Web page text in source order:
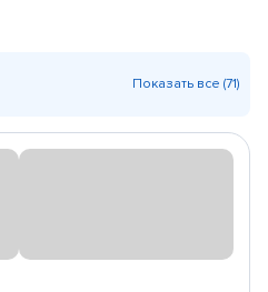
Показать все (71)